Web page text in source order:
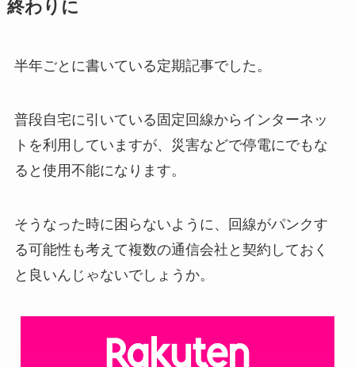
終わりに
半年ごとに書いている定期記事でした。
普段自宅に引いている固定回線からインターネッ
トを利用していますが、災害などで停電にでもな
ると使用不能になります。
そうなった時に困らないように、回線がパンクす
る可能性も考えて複数の通信会社と契約しておく
と良いんじゃないでしょうか。